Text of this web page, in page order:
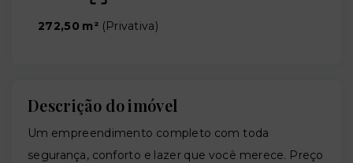
272,50 m² (Privativa)
Descrição do imóvel
Um empreendimento completo com toda
segurança, conforto e lazer que você merece. Preço